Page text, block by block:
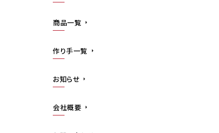
商品一覧
作り手一覧
お知らせ
会社概要